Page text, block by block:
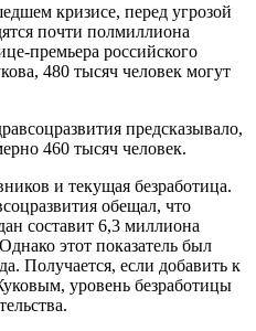
кризисе, перед угрозой
почти полмиллиона
премьера российского
480 тысяч человек могут
предсказывало,
460 тысяч человек.
и текущая безработица.
обещал, что
составит 6,3 миллиона
этот показатель был
Получается, если добавить к
уровень безработицы